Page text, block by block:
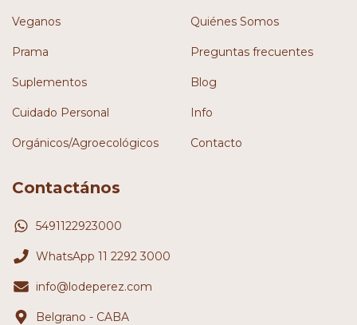
Veganos
Prama
Suplementos
Cuidado Personal
Orgánicos/Agroecológicos
Quiénes Somos
Preguntas frecuentes
Blog
Info
Contacto
Contactános
5491122923000
WhatsApp 11 2292 3000
info@lodeperez.com
Belgrano - CABA